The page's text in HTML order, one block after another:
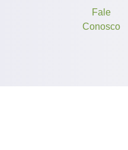
Fale
Conosco